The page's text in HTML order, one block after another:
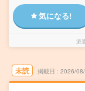
気になる!
派
未読 掲載日 2026/